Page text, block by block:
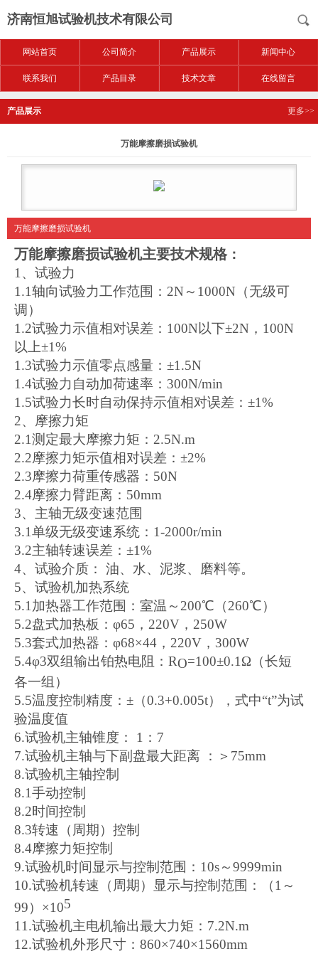
济南恒旭试验机技术有限公司
网站首页 公司简介 产品展示 新闻中心
联系我们 产品目录 技术文章 在线留言
产品展示 更多>>
万能摩擦磨损试验机
万能摩擦磨损试验机
万能摩擦磨损试验机主要技术规格 ：
1、试验力
1.1轴向试验力工作范围：2N～1000N（无级可
调）
1.2试验力示值相对误差：100N以下±2N，100N
以上±1%
1.3试验力示值零点感量：±1.5N
1.4试验力自动加荷速率：300N/min
1.5试验力长时自动保持示值相对误差：±1%
2、摩擦力矩
2.1测定最大摩擦力矩：2.5N.m
2.2摩擦力矩示值相对误差：±2%
2.3摩擦力荷重传感器：50N
2.4摩擦力臂距离：50mm
3、主轴无级变速范围
3.1单级无级变速系统：1-2000r/min
3.2主轴转速误差：±1%
4、试验介质： 油、水、泥浆、磨料等。
5、试验机加热系统
5.1加热器工作范围：室温～200℃（260℃）
5.2盘式加热板：φ65，220V，250W
5.3套式加热器：φ68×44，220V，300W
5.4φ3双组输出铂热电阻：RO=100±0.1Ω（长短
各一组）
5.5温度控制精度：±（0.3+0.005t），式中“t”为试
验温度值
6.试验机主轴锥度： 1：7
7.试验机主轴与下副盘最大距离 ：＞75mm
8.试验机主轴控制
8.1手动控制
8.2时间控制
8.3转速（周期）控制
8.4摩擦力矩控制
9.试验机时间显示与控制范围：10s～9999min
10.试验机转速（周期）显示与控制范围：（1～
99）×105
11.试验机主电机输出最大力矩： 7.2N.m
12.试验机外形尺寸 ：860×740×1560mm